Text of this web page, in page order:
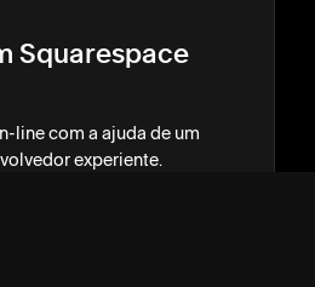
Squarespace
line com a ajuda de um
experiente.